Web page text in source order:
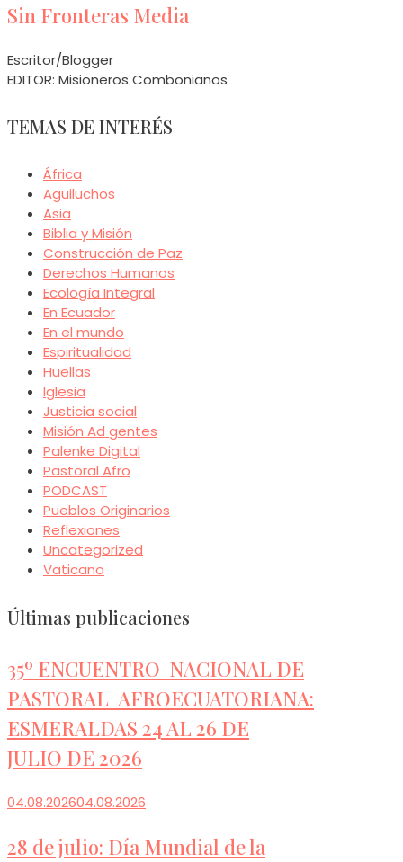
Sin Fronteras Media
Escritor/Blogger
EDITOR: Misioneros Combonianos
TEMAS DE INTERÉS
África
Aguiluchos
Asia
Biblia y Misión
Construcción de Paz
Derechos Humanos
Ecología Integral
En Ecuador
En el mundo
Espiritualidad
Huellas
Iglesia
Justicia social
Misión Ad gentes
Palenke Digital
Pastoral Afro
PODCAST
Pueblos Originarios
Reflexiones
Uncategorized
Vaticano
Últimas publicaciones
35º ENCUENTRO NACIONAL DE
PASTORAL AFROECUATORIANA:
ESMERALDAS 24 AL 26 DE
JULIO DE 2026
04.08.202604.08.2026
28 de julio: Día Mundial de la